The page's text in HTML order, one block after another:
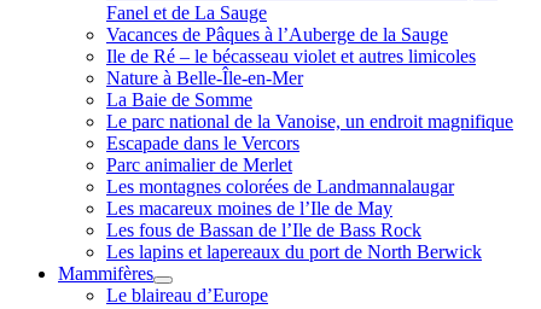
Fanel et de La Sauge
Vacances de Pâques à l’Auberge de la Sauge
Ile de Ré – le bécasseau violet et autres limicoles
Nature à Belle-Île-en-Mer
La Baie de Somme
Le parc national de la Vanoise, un endroit magnifique
Escapade dans le Vercors
Parc animalier de Merlet
Les montagnes colorées de Landmannalaugar
Les macareux moines de l’Ile de May
Les fous de Bassan de l’Ile de Bass Rock
Les lapins et lapereaux du port de North Berwick
Mammifères
ouvrir
Le blaireau d’Europe